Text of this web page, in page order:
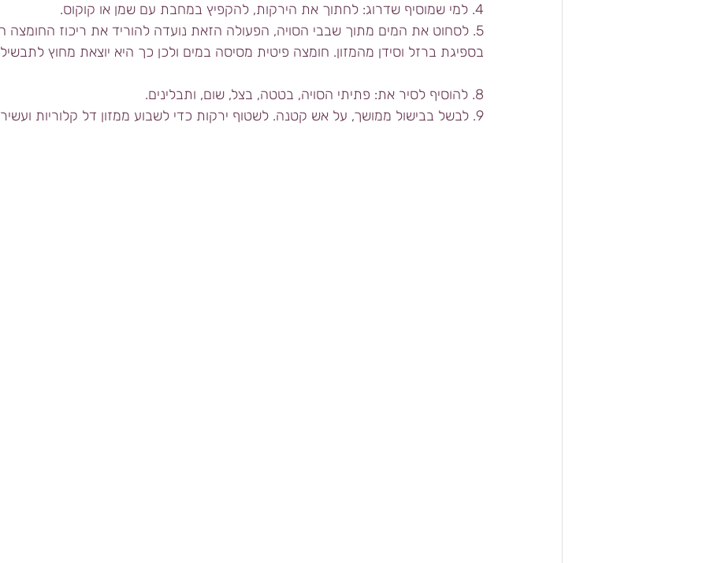
4. למי שמוסיף שדרוג: לחתוך את הירקות, להקפיץ במחבת עם שמן או קוקוס.
5. לסחוט את המים מתוך שבבי הסויה, הפעולה הזאת נועדה להוריד את ריכוז החומצה
בספיגת ברזל וסידן מהמזון. חומצה פיטית מסיסה במים ולכן כך היא יוצאת מחוץ
8. להוסיף לסיר את: פתיתי הסויה, בטטה, בצל, שום, ותבלינים.
9. לבשל בבישול ממושך, על אש קטנה. לשטוף ירקות כדי לשבוע ממזון דל קלוריות ועשיר בוויטמינים.